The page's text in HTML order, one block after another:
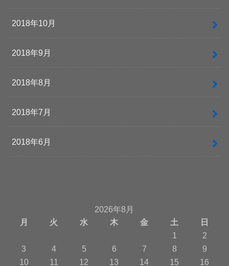
2018年10月
2018年9月
2018年8月
2018年7月
2018年6月
2026年8月
月
火 水 木 金 土
日
1
2
3
4 5 6 7 8
9
10
11 12 13 14 15 16